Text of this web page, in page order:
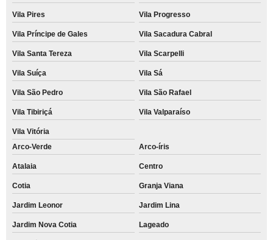
Vila Pires Vila Progresso
Vila Príncipe de Gales Vila Sacadura Cabral
Vila Santa Tereza Vila Scarpelli
Vila Suíça Vila Sá
Vila São Pedro Vila São Rafael
Vila Tibiriçá Vila Valparaíso
Vila Vitória
Arco-Verde
Arco-íris
Atalaia Centro
Cotia Granja Viana
Jardim Leonor Jardim Lina
Jardim Nova Cotia Lageado